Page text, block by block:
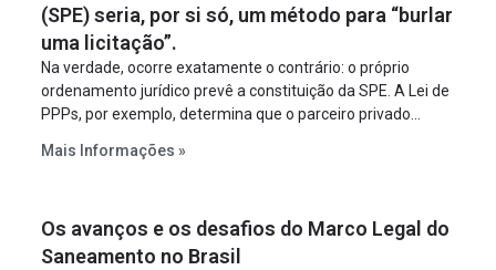
(SPE) seria, por si só, um método para “burlar
uma licitação”.
Na verdade, ocorre exatamente o contrário: o próprio
ordenamento jurídico prevê a constituição da SPE. A Lei de
PPPs, por exemplo, determina que o parceiro privado
empreendimento. Ou seja, a suposta “fraude à licitação” é
projeto a projeto.
Mais Informações »
Os avanços e os desafios do Marco Legal do
Saneamento no Brasil